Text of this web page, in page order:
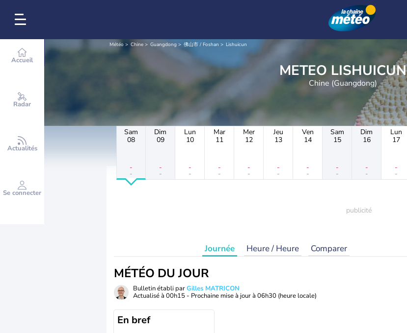
Accueil
Radar
Actualités
Se connecter
Météo Chine Guangdong 佛山市 / Foshan Lishuicun
METEO LISHUICUN
Chine (Guangdong)
Sam
08
-
-
Dim
09
-
-
Lun
10
-
-
Mar
11
-
-
Mer
12
-
-
Jeu
13
-
-
Ven
14
-
-
Sam
15
-
-
Dim
16
-
-
Lun
17
-
-
Journée Heure / Heure Comparer
MÉTÉO DU JOUR
Bulletin établi parGilles MATRICON
Actualisé à 00h15 - Prochaine mise à jour à 06h30 (heure locale)
En bref